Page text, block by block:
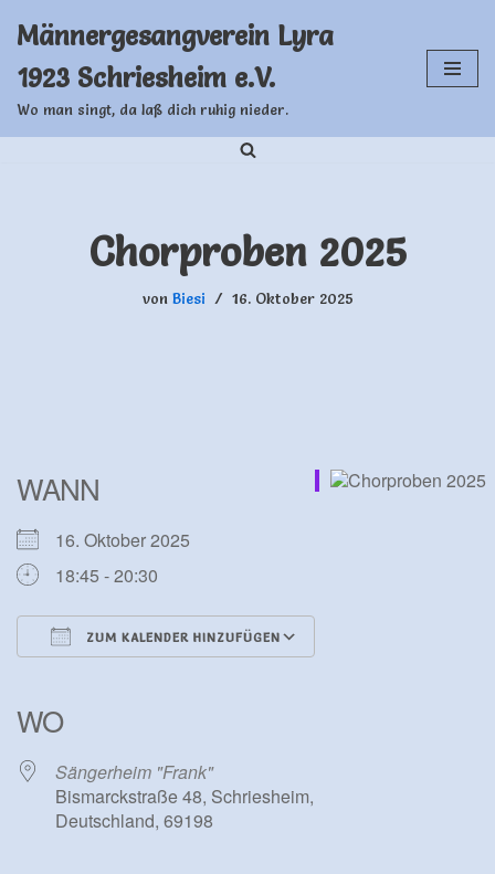
Inhalt
springen
Männergesangverein Lyra
1923 Schriesheim e.V.
Wo man singt, da laß dich ruhig nieder.
Chorproben 2025
von Biesi 16. Oktober 2025
WANN
16. Oktober 2025
18:45 - 20:30
ZUM KALENDER HINZUFÜGEN
WO
Sängerheim "Frank"
Bismarckstraße 48, Schriesheim,
Deutschland, 69198